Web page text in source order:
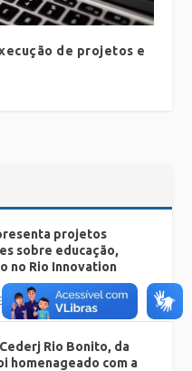
de projetos e
projetos
sobre educação,
no Rio Innovation
Rio Bonito, da
homenageado com a